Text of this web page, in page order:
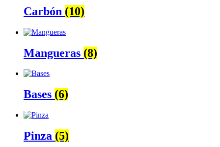
Carbón (10)
Mangueras (8)
Bases (6)
Pinza (5)